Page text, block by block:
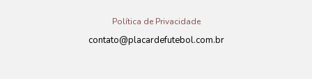
Política de Privacidade
contato@placardefutebol.com.br